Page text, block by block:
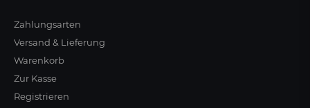
Zahlungsarten
Versand & Lieferung
Warenkorb
Zur Kasse
Registrieren